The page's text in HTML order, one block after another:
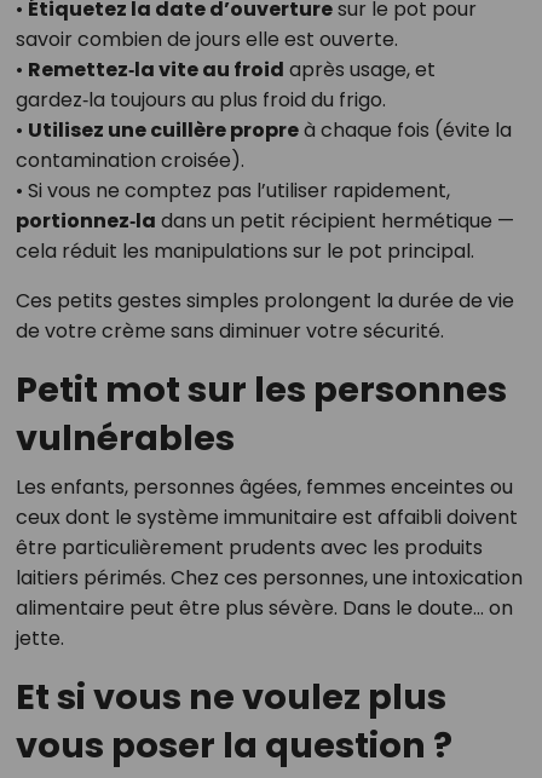
• Étiquetez la date d’ouverturesur le pot pour
savoir combien de jours elle est ouverte.
• Remettez‑la vite au froid après usage, et
gardez‑la toujours au plus froid du frigo.
• Utilisez une cuillère propreà chaque fois (évite la
contamination croisée).
• Si vous ne comptez pas l’utiliser rapidement,
portionnez‑la dans un petit récipient hermétique —
cela réduit les manipulations sur le pot principal.
Ces petits gestes simples prolongent la durée de vie
de votre crème sans diminuer votre sécurité.
Petit mot sur les personnes
vulnérables
Les enfants, personnes âgées, femmes enceintes ou
ceux dont le système immunitaire est affaibli doivent
être particulièrement prudents avec les produits
laitiers périmés. Chez ces personnes, une intoxication
alimentaire peut être plus sévère. Dans le doute… on
jette.
Et si vous ne voulez plus
vous poser la question ?